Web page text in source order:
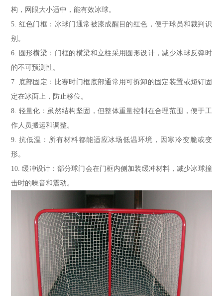
构，网眼大小适中，能有效冰球。
5. 红色门框：冰球门通常被漆成醒目的红色，便于球员和裁判识
别。
6. 圆形横梁：门框的横梁和立柱采用圆形设计，减少冰球反弹时
的不可预测性。
7. 底部固定：比赛时门框底部通常用可拆卸的固定装置或短钉固
定在冰面上，防止移位。
8. 轻量化：虽然结构坚固，但整体重量控制在合理范围，便于工
作人员搬运和调整。
9. 抗低温：所有材料都能适应冰场低温环境，因寒冷变脆或变
形。
10. 缓冲设计：部分球门会在门框内侧加装缓冲材料，减少冰球撞
击时的噪音和震动。